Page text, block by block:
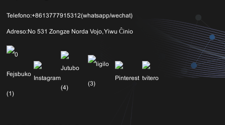
Telefono:+8613777915312(whatsapp/wechat)
Adreso:No 531 Zongze Norda Vojo, Yiwu Ĉinio